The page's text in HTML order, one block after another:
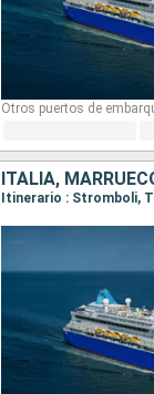
Otros puertos de
ITALIA,